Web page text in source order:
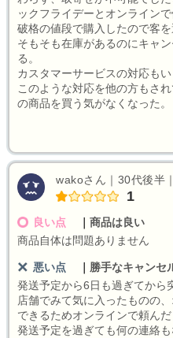
ックフライデーとオンライン
破格の値段で購入したので客
そもそも在庫があるのにキャ
る。
カスタマーサービスの対応もい
このような対応を他の方もさ
の商品を買う気がなくなった。
wakoさん｜30代後半
1
良い点
商品は良い
商品自体は問題ありません
悪い点
勝手なキャンセ
発送予定から6日も過ぎてから
店舗でみて気に入ったものの
できるためオンラインで頼んだ
発送予定を過ぎても何の連絡